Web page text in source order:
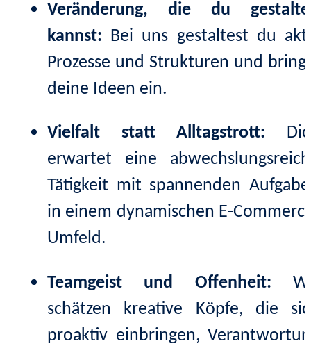
Veränderung, die du
kannst: Bei uns gestaltest du
Prozesse und Strukturen und
deine Ideen ein.
Vielfalt statt Alltagstrott:
erwartet eine
Tätigkeit mit spannenden
in einem dynamischen E-
Umfeld.
Teamgeist und Offenheit:
schätzen kreative Köpfe, die
proaktiv einbringen,